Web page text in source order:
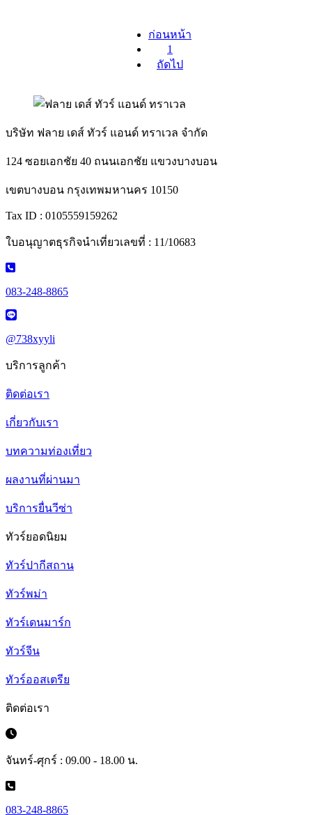
ก่อนหน้า
1
ถัดไป
บริษัท ฟลาย เดส์ ทัวร์ แอนด์ ทราเวล จำกัด
124 ซอยเอกชัย 40 ถนนเอกชัย แขวงบางบอน
เขตบางบอน กรุงเทพมหานคร 10150
Tax ID : 0105559159262
ใบอนุญาตธุรกิจนำเที่ยวเลขที่ : 11/10683
083-248-8865
@738xyyli
บริการลูกค้า
ติดต่อเรา
เกี่ยวกับเรา
บทความท่องเที่ยว
ผลงานที่ผ่านมา
บริการยื่นวีซ่า
ทัวร์ยอดนิยม
ทัวร์ปากีสถาน
ทัวร์พม่า
ทัวร์เดนมาร์ก
ทัวร์จีน
ทัวร์ออสเตรีย
ติดต่อเรา
จันทร์-ศุกร์ : 09.00 - 18.00 น.
083-248-8865